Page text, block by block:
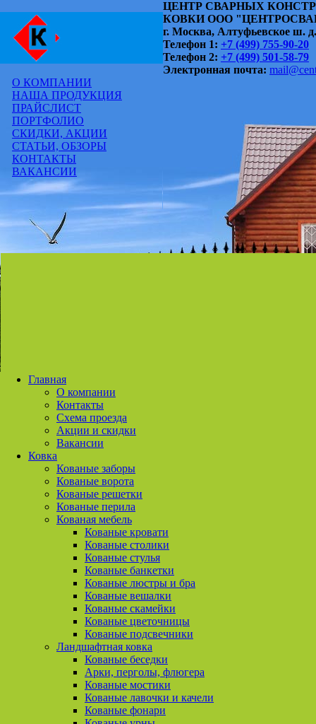
ЦЕНТР СВАРНЫХ
КОВКИ ООО
г. Москва, Алтуфьевское ш.
Телефон 1: +7 (499) 755-90-20
Телефон 2: +7 (499) 501-58-79
Электронная почта:
О КОМПАНИИ
НАША ПРОДУКЦИЯ
ПРАЙСЛИСТ
ПОРТФОЛИО
СКИДКИ, АКЦИИ
СТАТЬИ, ОБЗОРЫ
КОНТАКТЫ
ВАКАНСИИ
Главная
О компании
Контакты
Схема проезда
Акции и скидки
Вакансии
Ковка
Кованые заборы
Кованые ворота
Кованые решетки
Кованые перила
Кованая мебель
Кованые кровати
Кованые столики
Кованые стулья
Кованые банкетки
Кованые люстры и бра
Кованые вешалки
Кованые скамейки
Кованые цветочницы
Кованые подсвечники
Ландшафтная ковка
Кованые беседки
Арки, перголы, флюгера
Кованые мостики
Кованые лавочки и качели
Кованые фонари